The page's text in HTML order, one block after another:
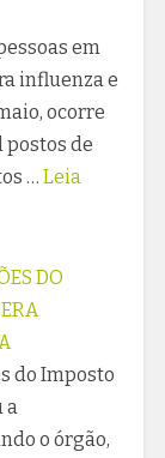
em
influenza e
ocorre
postos de
… Leia
DO
do Imposto
a
o órgão,